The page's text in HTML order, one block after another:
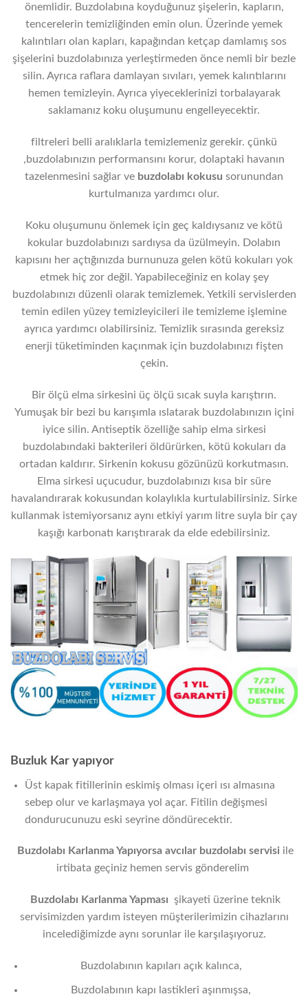
önemlidir. Buzdolabına koyduğunuz şişelerin, kapların,
tencerelerin temizliğinden emin olun. Üzerinde yemek
kalıntıları olan kapları, kapağından ketçap damlamış sos
şişelerini buzdolabınıza yerleştirmeden önce nemli bir bezle
silin. Ayrıca raflara damlayan sıvıları, yemek kalıntılarını
hemen temizleyin. Ayrıca yiyeceklerinizi torbalayarak
saklamanız koku oluşumunu engelleyecektir.
filtreleri belli aralıklarla temizlemeniz gerekir. çünkü
,buzdolabınızın performansını korur, dolaptaki havanın
tazelenmesini sağlar ve buzdolabı kokusu sorunundan
kurtulmanıza yardımcı olur.
Koku oluşumunu önlemek için geç kaldıysanız ve kötü
kokular buzdolabınızı sardıysa da üzülmeyin. Dolabın
kapısını her açtığınızda burnunuza gelen kötü kokuları yok
etmek hiç zor değil. Yapabileceğiniz en kolay şey
buzdolabınızı düzenli olarak temizlemek. Yetkili servislerden
temin edilen yüzey temizleyicileri ile temizleme işlemine
ayrıca yardımcı olabilirsiniz. Temizlik sırasında gereksiz
enerji tüketiminden kaçınmak için buzdolabınızı fişten
çekin.
Bir ölçü elma sirkesini üç ölçü sıcak suyla karıştırın.
Yumuşak bir bezi bu karışımla ıslatarak buzdolabınızın içini
iyice silin. Antiseptik özelliğe sahip elma sirkesi
buzdolabındaki bakterileri öldürürken, kötü kokuları da
ortadan kaldırır. Sirkenin kokusu gözünüzü korkutmasın.
Elma sirkesi uçucudur, buzdolabınızı kısa bir süre
havalandırarak kokusundan kolaylıkla kurtulabilirsiniz. Sirke
kullanmak istemiyorsanız aynı etkiyi yarım litre suyla bir çay
kaşığı karbonatı karıştırarak da elde edebilirsiniz.
Buzluk Kar yapıyor
Üst kapak fitillerinin eskimiş olması içeri ısı almasına
sebep olur ve karlaşmaya yol açar. Fitilin değişmesi
dondurucunuzu eski seyrine döndürecektir.
Buzdolabı Karlanma Yapıyorsa avcılar buzdolabı servisi ile
irtibata geçiniz hemen servis gönderelim
Buzdolabı Karlanma Yapması şikayeti üzerine teknik
servisimizden yardım isteyen müşterilerimizin cihazlarını
incelediğimizde aynı sorunlar ile karşılaşıyoruz.
Buzdolabının kapıları açık kalınca,
Buzdolabının kapı lastikleri aşınmışsa,